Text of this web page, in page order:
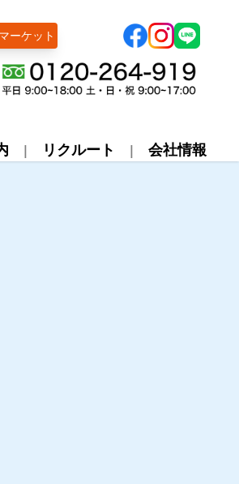
ーケット
リクルート 会社情報